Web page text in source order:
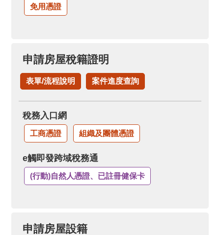
免用憑證
申請房屋稅籍證明
表單/流程說明 案件進度查詢
稅務入口網
工商憑證 組織及團體憑證
e觸即發跨域稅務通
(行動)自然人憑證、已註冊健保卡
申請房屋設籍